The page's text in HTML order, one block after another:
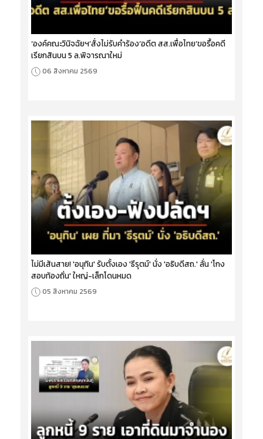
‘องค์คณะวินิจฉัยฯ’สั่งไม่รับคำร้อง‘อดีต สส.เพื่อไทย’ขอรื้อคดี
เรียกสินบน 5 ล.พิจารณาใหม่
06 สิงหาคม 2569
ไม่มีเส้นสาย! 'อนุทิน' รับตั้งเอง 'ธีรุตม์' นั่ง 'อธิบดีสถ.' ลั่น 'โกง
สอบท้องถิ่น' ใหญ่-เล็กโดนหมด
05 สิงหาคม 2569